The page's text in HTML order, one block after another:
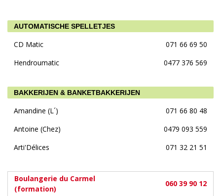
AUTOMATISCHE SPELLETJES
CD Matic
071 66 69 50
Hendroumatic
0477 376 569
BAKKERIJEN & BANKETBAKKERIJEN
Amandine (L´)
071 66 80 48
Antoine (Chez)
0479 093 559
Arti'Délices
071 32 21 51
Boulangerie du Carmel
(formation)
060 39 90 12